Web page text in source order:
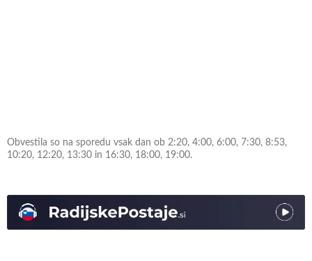
Obvestila so na sporedu vsak dan ob 2:20, 4:00, 6:00, 7:30, 8:53,
10:20, 12:20, 13:30 in 16:30, 18:00, 19:00.